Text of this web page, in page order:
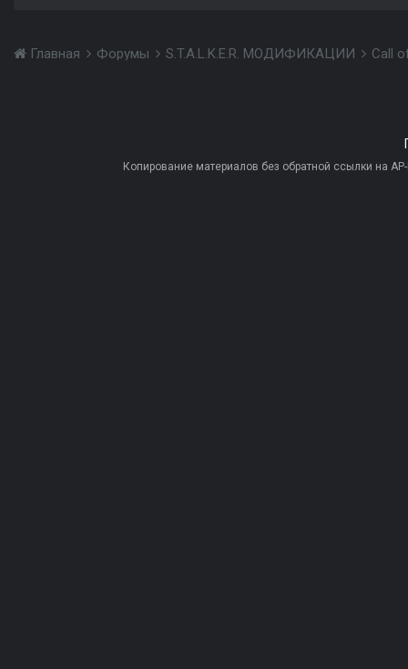
Главная Форумы S.T.A.L.K.E.R. МОДИФИКАЦИИ Call
Копирование материалов без обратной ссылки на